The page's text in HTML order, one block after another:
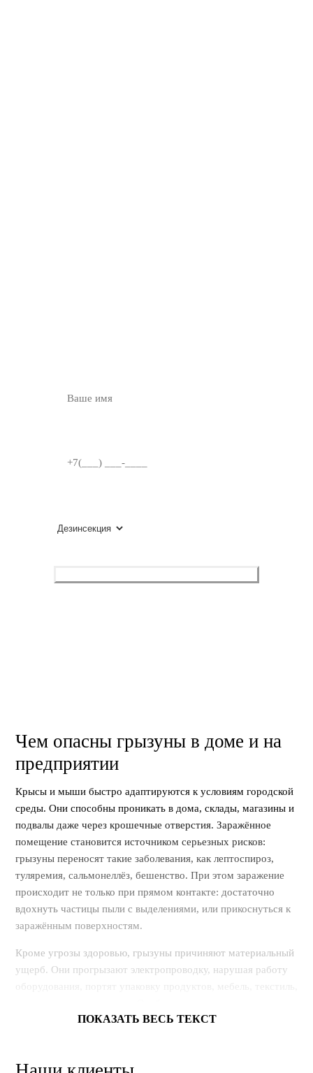
Чем опасны грызуны в доме и на
предприятии
Крысы и мыши быстро адаптируются к условиям городской
среды. Они способны проникать в дома, склады, магазины и
подвалы даже через крошечные отверстия. Заражённое
помещение становится источником серьезных рисков:
грызуны переносят такие заболевания, как лептоспироз,
туляремия, сальмонеллёз, бешенство. При этом заражение
происходит не только при прямом контакте: достаточно
вдохнуть частицы пыли с выделениями, или прикоснуться к
заражённым поверхностям.
Кроме угрозы здоровью, грызуны причиняют материальный
ущерб. Они прогрызают электропроводку, нарушая работу
пищевой промышленности, склады, медицинские
ПОКАЗАТЬ ВЕСЬ ТЕКСТ